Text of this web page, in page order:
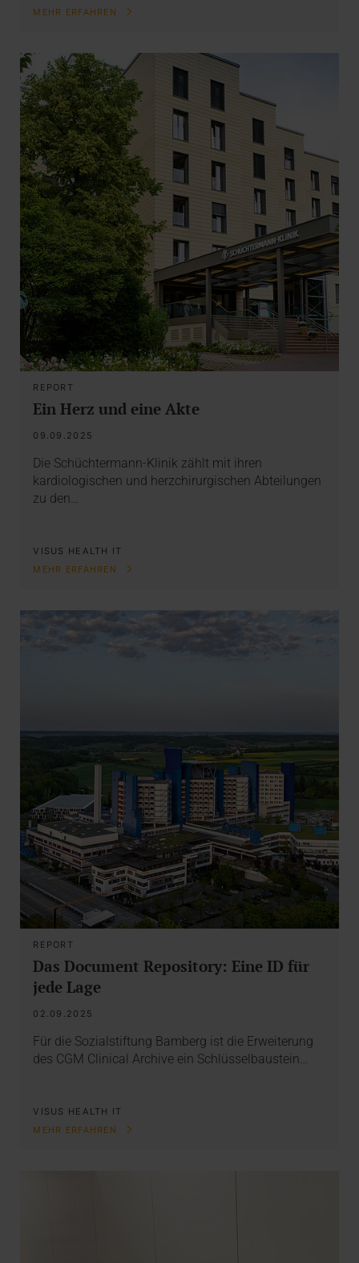
MEHR ERFAHREN
REPORT
Ein Herz und eine Akte
09.09.2025
Die Schüchtermann-Klinik zählt mit ihren
kardiologischen und herzchirurgischen Abteilungen
zu den…
VISUS HEALTH IT
MEHR ERFAHREN
REPORT
Das Document Repository: Eine ID für
jede Lage
02.09.2025
Für die Sozialstiftung Bamberg ist die Erweiterung
des CGM Clinical Archive ein Schlüsselbaustein…
VISUS HEALTH IT
MEHR ERFAHREN